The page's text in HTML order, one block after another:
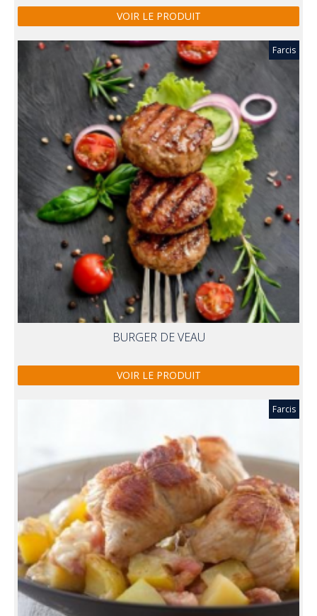
VOIR LE PRODUIT
Farcis
BURGER DE VEAU
VOIR LE PRODUIT
Farcis